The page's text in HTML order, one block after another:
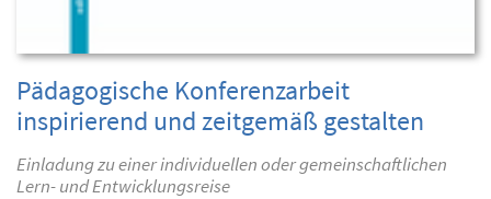
Pädagogische Konferenzarbeit
inspirierend und zeitgemäß gestalten
Einladung zu einer individuellen oder gemeinschaftlichen
Lern- und Entwicklungsreise